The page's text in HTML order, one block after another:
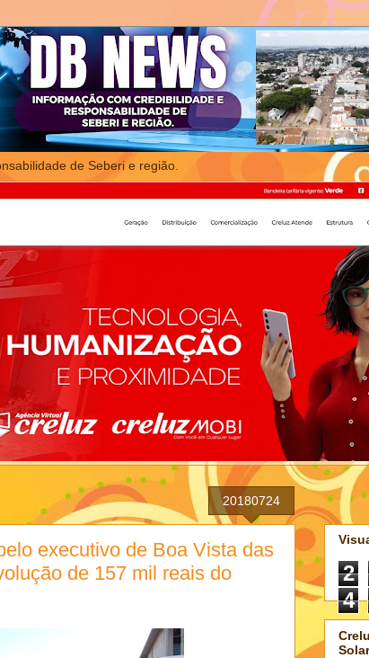
de Seberi e região.
20180724
executivo de Boa Vista das
de 157 mil reais do
2
4
Solar